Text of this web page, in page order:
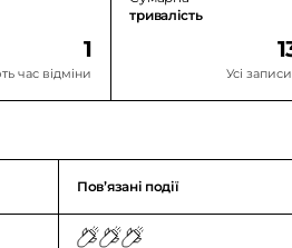
1
час відміни
тривалість
Усі
Повʼязані події